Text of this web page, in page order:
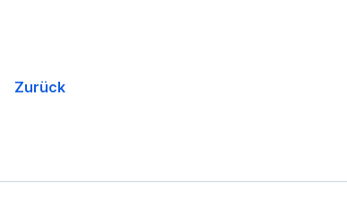
Zurück